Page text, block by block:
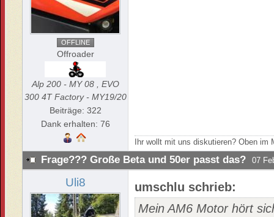
OFFLINE
Offroader
Alp 200 - MY 08 , EVO
300 4T Factory - MY19/20
Beiträge: 322
Dank erhalten: 76
Ihr wollt mit uns diskutieren? Oben
Frage??? Große Beta und 50er passt das? 07
Uli8
umschlu schrieb:
Mein AM6 Motor hört